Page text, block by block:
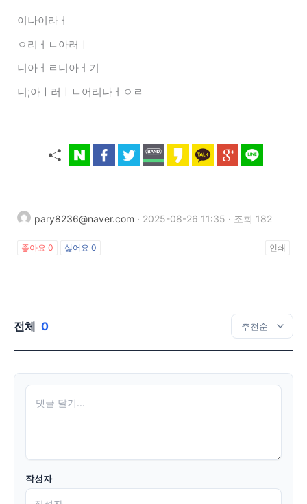
이나이라ㅓ
ㅇ리ㅓㄴ아러ㅣ
니아ㅓㄹ니아ㅓ기
니;아ㅣ러ㅣㄴ어리나ㅓㅇㄹ
pary8236@naver.com · 2025-08-26 11:35 · 조회 182
좋아요 0 싫어요 0 인쇄
전체 0
작성자